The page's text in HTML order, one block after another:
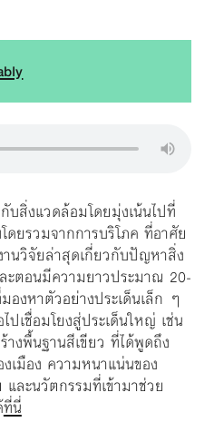
บสิ่งแวดล้อมโดยมุ่งเน้นไปที่
ยรวมจากการบริโภค ที่อาศัย
านวิจัยล่าสุดเกี่ยวกับปัญหาสิ่ง
ะตอนมีความยาวประมาณ 20-
องหาตัวอย่างประเด็นเล็ก ๆ
ปเชื่อมโยงสู่ประเด็นใหญ่ เช่น
งพื้นฐานสีเขียว ที่ได้พูดถึง
เมือง ความหนาแน่นของ
ละนวัตกรรมที่เข้ามาช่วย
ที่นี่